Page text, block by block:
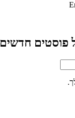
פוסטים חדשים